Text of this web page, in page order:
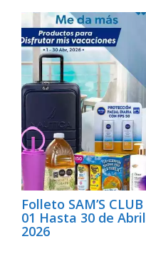
Folleto SAM’S CLUB
01 Hasta 30 de Abril
2026